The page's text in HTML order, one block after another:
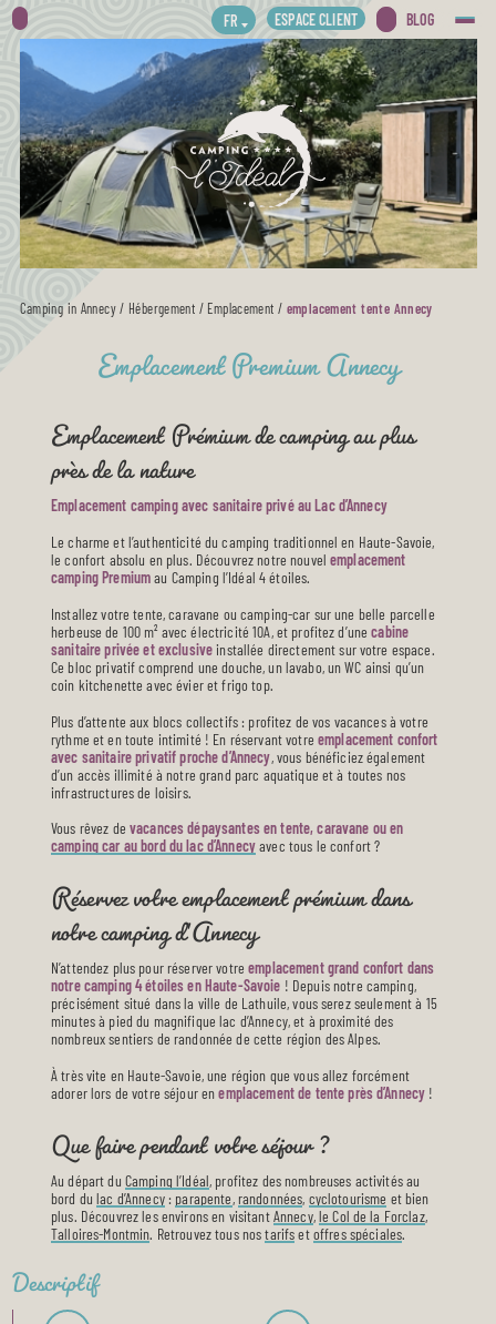
FR ESPACE CLIENT BLOG
Camping in Annecy/ Hébergement / Emplacement / emplacement tente Annecy
Emplacement Premium Annecy
Emplacement Prémium de camping au plus
près de la nature
Emplacement camping avec sanitaire privé au Lac d’Annecy
Le charme et l’authenticité du camping traditionnel en Haute-Savoie,
le confort absolu en plus. Découvrez notre nouvelemplacement
camping Premiumau Camping l’Idéal 4 étoiles.
Installez votre tente, caravane ou camping-car sur une belle parcelle
herbeuse de 100 m² avec électricité 10A, et profitez d’unecabine
sanitaire privée et exclusiveinstallée directement sur votre espace.
Ce bloc privatif comprend une douche, un lavabo, un WC ainsi qu’un
coin kitchenette avec évier et frigo top.
Plus d’attente aux blocs collectifs : profitez de vos vacances à votre
rythme et en toute intimité ! En réservant votre emplacement confort
avec sanitaire privatif proche d’Annecy, vous bénéficiez également
d’un accès illimité à notre grand parc aquatique et à toutes nos
infrastructures de loisirs.
Vous rêvez devacances dépaysantes en tente, caravane ou en
camping car au bord du lac d’Annecyavec tous le confort ?
Réservez votre emplacement prémium dans
notre camping d’Annecy
N’attendez plus pour réserver votreemplacement grand confort dans
notre camping 4 étoiles en Haute-Savoie ! Depuis notre camping,
précisément situé dans la ville de Lathuile, vous serez seulement à 15
minutes à pied du magnifique lac d’Annecy, et à proximité des
nombreux sentiers de randonnée de cette région des Alpes.
À très vite en Haute-Savoie, une région que vous allez forcément
adorer lors de votre séjour enemplacement de tente près d’Annecy !
Que faire pendant votre séjour ?
Au départ du Camping l’Idéal, profitez des nombreuses activités au
bord dulac d’Annecy: parapente,randonnées, cyclotourisme et bien
plus. Découvrez les environs en visitantAnnecy,le Col de la Forclaz,
Talloires-Montmin. Retrouvez tous nostarifsetoffres spéciales.
Descriptif